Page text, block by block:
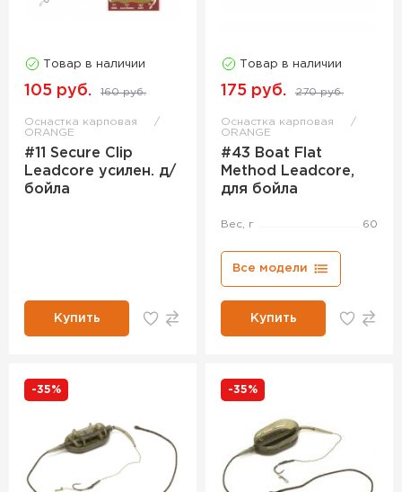
Товар в наличии
105 руб. 160 руб.
Оснастка карповая
ORANGE
#11 Secure Clip
Leadcore усилен. д/
бойла
Купить
Товар в наличии
175 руб. 270 руб.
Оснастка карповая
ORANGE
#43 Boat Flat
Method Leadcore,
для бойла
Вес, г 60
Все модели
Купить
-35% -35%